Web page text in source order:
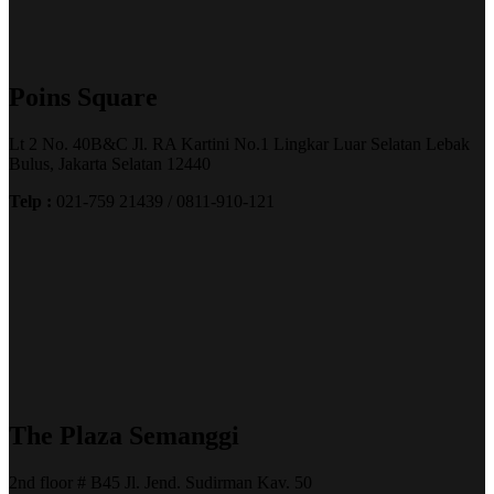
Poins Square
Lt 2 No. 40B&C Jl. RA Kartini No.1 Lingkar Luar Selatan Lebak
Bulus, Jakarta Selatan 12440
Telp : 021-759 21439 / 0811-910-121
The Plaza Semanggi
2nd floor # B45 Jl. Jend. Sudirman Kav. 50